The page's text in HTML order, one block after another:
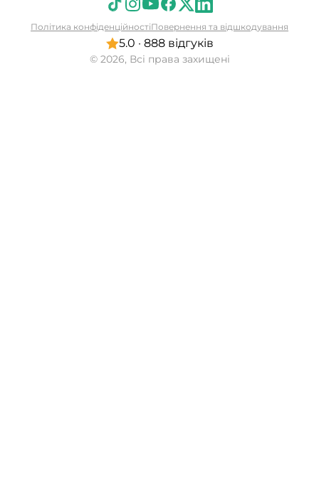
© 2026, Всі права захищені
5.0 · 888 відгуків
Політика конфіденційностіПовернення та відшкодування